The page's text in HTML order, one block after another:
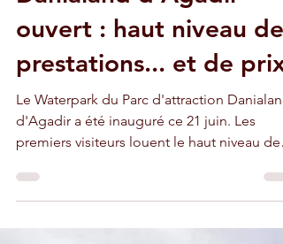
Le Waterpark de
Danialand d'Agadir
ouvert : haut niveau de
prestations... et de prix
Le Waterpark du Parc d'attraction Danialand
d'Agadir a été inauguré ce 21 juin. Les
premiers visiteurs louent le haut niveau de